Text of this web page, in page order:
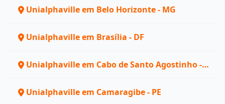
Unialphaville em Belo Horizonte - MG
Unialphaville em Brasília - DF
Unialphaville em Cabo de Santo Agostinho -
Unialphaville em Camaragibe - PE